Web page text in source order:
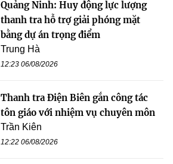
Quảng Ninh: Huy động lực lượng
thanh tra hỗ trợ giải phóng mặt
bằng dự án trọng điểm
Trung Hà
12:23 06/08/2026
Thanh tra Điện Biên gắn công tác
tôn giáo với nhiệm vụ chuyên môn
Trần Kiên
12:22 06/08/2026